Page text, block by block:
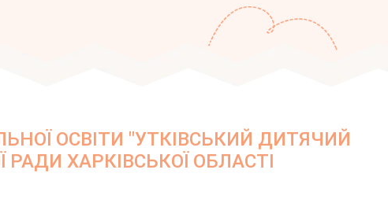
ОСВІТИ "УТКІВСЬКИЙ ДИТЯЧИЙ
ХАРКІВСЬКОЇ ОБЛАСТІ